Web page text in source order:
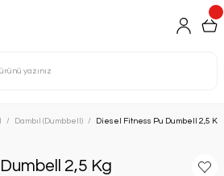
Dambıl (Dumbbell) Diesel Fitness Pu Dumbell 2,5 Kg
2,5 Kg